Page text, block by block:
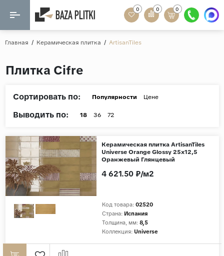
Назад
57x57
Ламинат
Розетки и освещение
0 0 0
Главная / Керамическая плитка / ArtisanTiles
Плитка Cifre
Сортировать по: Популярности Цене
Выводить по: 18 36 72
Керамическая плитка ArtisanTiles
Universe Orange Glossy 25x12,5
Оранжевый Глянцевый
Код товара: 02520
Страна: Испания
Толщина, мм: 8,5
Коллекция: Universe
4 621.50 ₽/м2